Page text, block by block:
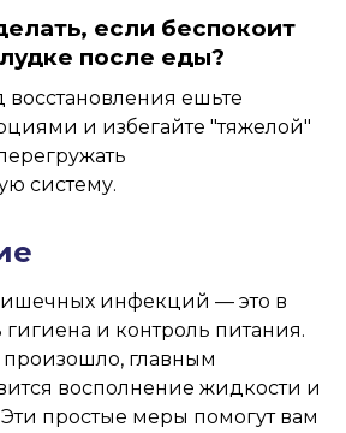
если беспокоит
после еды?
ешьте
и избегайте "тяжелой"
систему.
инфекций — это в
и контроль питания.
главным
восполнение жидкости и
простые меры помогут вам